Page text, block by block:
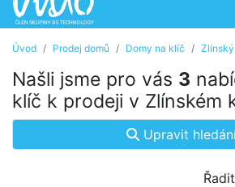
Úvod Prodej domů Domy na klíč
Našli jsme pro vás 3
klíč k prodeji v Zlínském
Upravit